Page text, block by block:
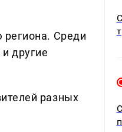
региона. Среди
другие
разных